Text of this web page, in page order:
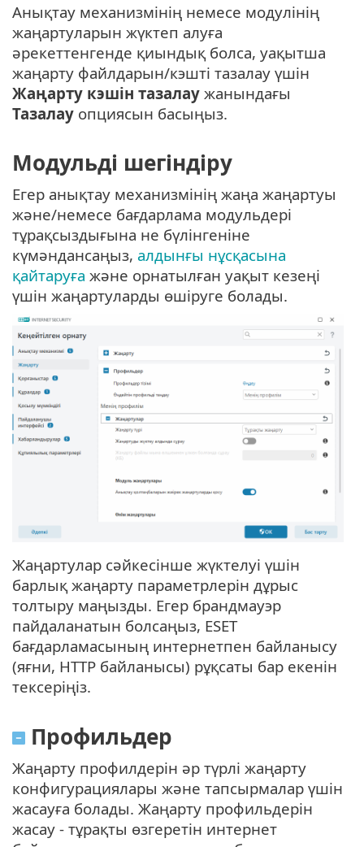
Анықтау механизмінің немесе модулінің
жаңартуларын жүктеп алуға
әрекеттенгенде қиындық болса, уақытша
жаңарту файлдарын/кэшті тазалау үшін
Жаңарту кэшін тазалау жанындағы
Тазалау опциясын басыңыз.
Модульді шегіндіру
Егер анықтау механизмінің жаңа жаңартуы
және/немесе бағдарлама модульдері
тұрақсыздығына не бүлінгеніне
күмәндансаңыз, алдынғы нұсқасына
қайтаруға және орнатылған уақыт кезеңі
үшін жаңартуларды өшіруге болады.
Жаңартулар сәйкесінше жүктелуі үшін
барлық жаңарту параметрлерін дұрыс
толтыру маңызды. Егер брандмауэр
пайдаланатын болсаңыз, ESET
бағдарламасының интернетпен байланысу
(яғни, HTTP байланысы) рұқсаты бар екенін
тексеріңіз.
Профильдер
Жаңарту профилдерін әр түрлі жаңарту
конфигурациялары және тапсырмалар үшін
жасауға болады. Жаңарту профильдерін
жасау - тұрақты өзгеретін интернет